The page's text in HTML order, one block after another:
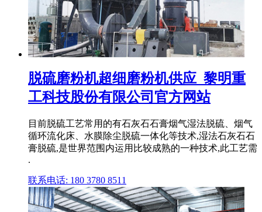
脱硫磨粉机超细磨粉机供应_黎明重
工科技股份有限公司官方网站
目前脱硫工艺常用的有石灰石石膏烟气湿法脱硫、烟气
循环流化床、水膜除尘脱硫一体化等技术,湿法石灰石石
膏脱硫,是世界范围内运用比较成熟的一种技术,此工艺需
.
联系电话: 180 3780 8511